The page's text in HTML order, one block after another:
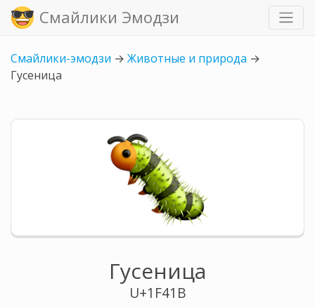
Смайлики Эмодзи
Смайлики-эмодзи → Животные и природа →
Гусеница
Гусеница
U+1F41B